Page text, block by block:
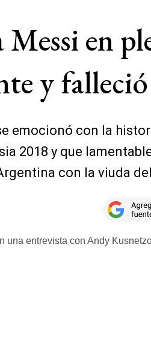
en
y falleció
emocionó con la
2018 y que
con la viuda